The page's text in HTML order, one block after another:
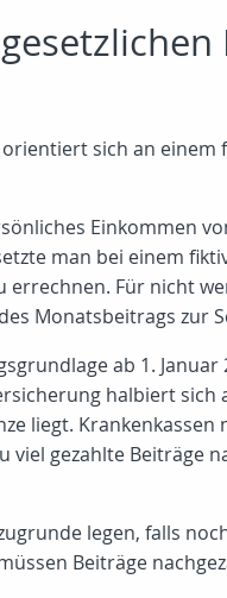
sich an einem
Einkommen
man bei einem
Für nicht
Monatsbeitrags zur
ab 1. Januar
halbiert sich
liegt.
gezahlte Beiträge
legen, falls
Beiträge